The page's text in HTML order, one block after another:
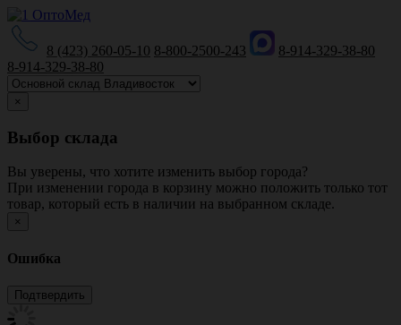
8 (423) 260-05-10 8-800-2500-243
8-914-329-38-80
8-914-329-38-80
×
Выбор склада
Вы уверены, что хотите изменить выбор города?
При изменении города в корзину можно положить только тот
товар, который есть в наличии на выбранном складе.
×
Ошибка